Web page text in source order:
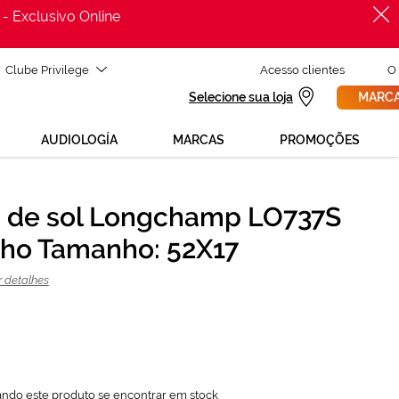
Exclusivo Online
Clube Privilege Acesso clientes O
Selecione sua loja
AUDIOLOGÍA MARCAS PROMOÇÕES
PROCURAR
143,55 €
€
sol Longchamp LO737S
Tamanho: 52X17
detalhes
este produto se encontrar em stock